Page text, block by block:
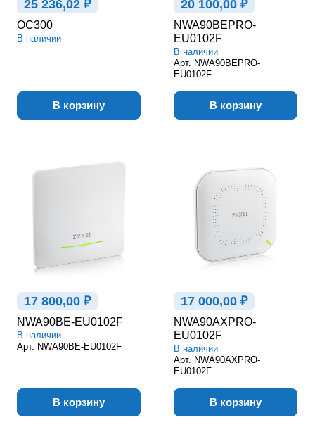
25 236,02 ₽
OC300
В наличии
В корзину
20 100,00 ₽
NWA90BEPRO-
EU0102F
В наличии
Арт. NWA90BEPRO-
EU0102F
В корзину
17 800,00 ₽
NWA90BE-EU0102F
В наличии
Арт. NWA90BE-EU0102F
В корзину
17 000,00 ₽
NWA90AXPRO-
EU0102F
В наличии
Арт. NWA90AXPRO-
EU0102F
В корзину